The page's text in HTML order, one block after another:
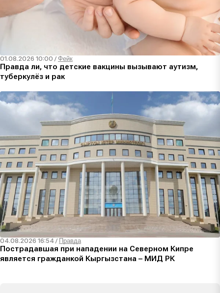
01.08.2026 10:00 /Фейк
Правда ли, что детские вакцины вызывают аутизм,
туберкулёз и рак
04.08.2026 16:54 / Правда
Пострадавшая при нападении на Северном Кипре
является гражданкой Кыргызстана – МИД РК